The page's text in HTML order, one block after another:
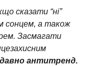
сказати “ні”
сонцем, а також
Засмагати
антитренд.